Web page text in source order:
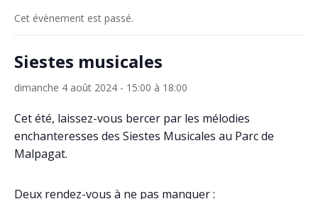
Cet évènement est passé.
Siestes musicales
dimanche 4 août 2024 - 15:00 à 18:00
Cet été, laissez-vous bercer par les mélodies
enchanteresses des Siestes Musicales au Parc de
Malpagat.
Deux rendez-vous à ne pas manquer :